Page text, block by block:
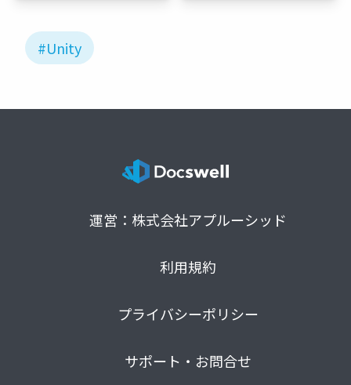
#Unity
運営：株式会社アプルーシッド
利用規約
プライバシーポリシー
サポート・お問合せ